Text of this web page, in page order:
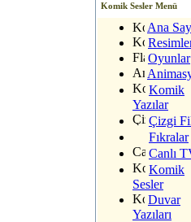
Komik Sesler Menü
Ana
Oyunlar
Komik
Yazılar
Çizgi
Fıkralar
Canlı
Komik
Sesler
Duvar
Yazıları